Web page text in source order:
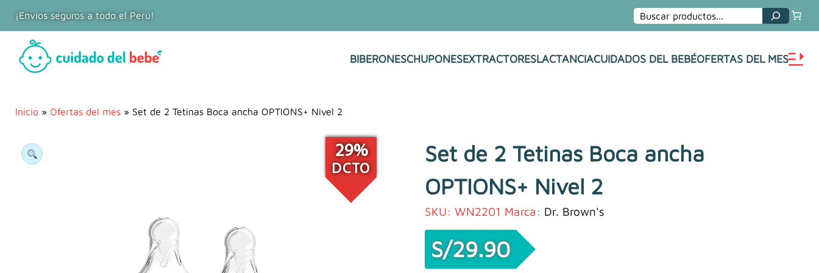
¡Envíos seguros a todo el Perú! Buscar
BIBERONESCHUPONESEXTRACTORESLACTANCIACUIDADOS DEL BEBÉOFERTAS DEL MES
Inicio » Ofertas del mes » Set de 2 Tetinas Boca ancha OPTIONS+ Nivel 2
29%
DCTO
Set de 2 Tetinas Boca ancha
OPTIONS+ Nivel 2
SKU: WN2201 Marca: Dr. Brown's
S/29.90